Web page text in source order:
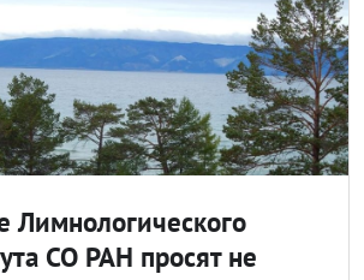
Лимнологического
СО РАН просят не